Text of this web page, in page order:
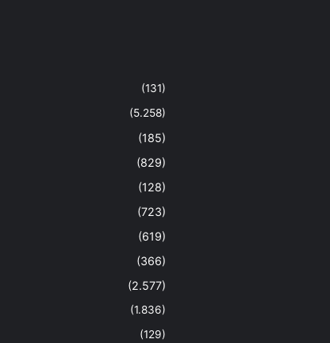
(131)
(5.258)
(185)
(829)
(128)
(723)
(619)
(366)
(2.577)
(1.836)
(129)